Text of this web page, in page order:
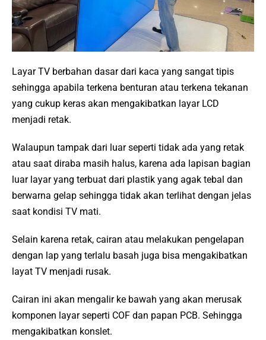
Layar TV berbahan dasar dari kaca yang sangat tipis
sehingga apabila terkena benturan atau terkena tekanan
yang cukup keras akan mengakibatkan layar LCD
menjadi retak.
Walaupun tampak dari luar seperti tidak ada yang retak
atau saat diraba masih halus, karena ada lapisan bagian
luar layar yang terbuat dari plastik yang agak tebal dan
berwarna gelap sehingga tidak akan terlihat dengan jelas
saat kondisi TV mati.
Selain karena retak, cairan atau melakukan pengelapan
dengan lap yang terlalu basah juga bisa mengakibatkan
layat TV menjadi rusak.
Cairan ini akan mengalir ke bawah yang akan merusak
komponen layar seperti COF dan papan PCB. Sehingga
mengakibatkan konslet.